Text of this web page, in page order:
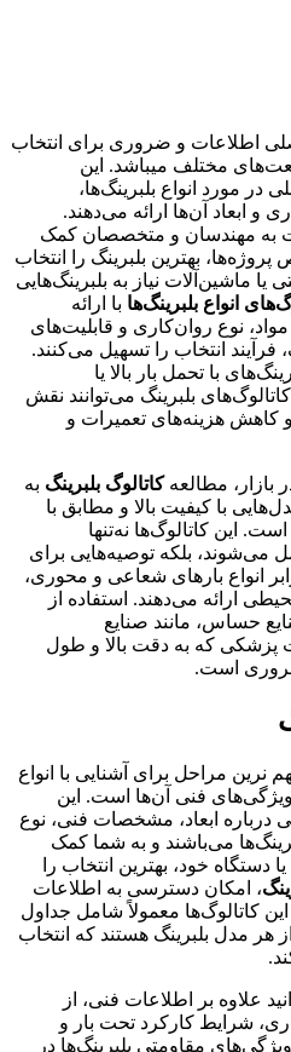
اطلاعات و ضروری برای انتخاب
مختلف میباشد. این
مورد انواع بلبرینگ‌ها،
و ابعاد آن‌ها ارائه می‌دهند.
به مهندسان و متخصصان کمک
بهترین بلبرینگ را انتخاب
یا ماشین‌آلات نیاز به بلبرینگ‌هایی
انواع بلبرینگ‌ها با ارائه
نوع روان‌کاری و قابلیت‌های
انتخاب را تسهیل می‌کنند.
با تحمل بار بالا یا
بلبرینگ می‌توانند نقش
کاهش هزینه‌های تعمیرات و
بازار، مطالعهکاتالوگ‌ بلبرینگ به
با کیفیت بالا و مطابق با
این کاتالوگ‌ها نه‌تنها
بلکه توصیه‌هایی برای
انواع بارهای شعاعی و محوری،
ارائه می‌دهند. استفاده از
حساس، مانند صنایع
پزشکی که به دقت بالا و طول
ضروری است.
نرین مراحل برای آشنایی با انواع
ویژگی‌های فنی آن‌ها است. این
درباره ابعاد، مشخصات فنی، نوع
می‌باشند و به شما کمک
دستگاه خود، بهترین انتخاب را
، امکان دسترسی به اطلاعات
کاتالوگ‌ها معمولاً شامل جداول
هر مدل بلبرینگ هستند که انتخاب
علاوه بر اطلاعات فنی، از
شرایط کارکرد تحت بار و
مقاومتی بلبرینگ‌ها در